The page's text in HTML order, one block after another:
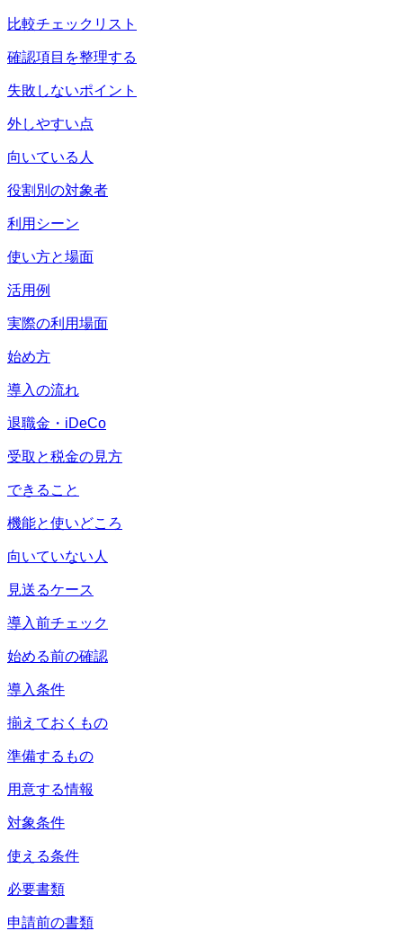
比較チェックリスト
確認項目を整理する
失敗しないポイント
外しやすい点
向いている人
役割別の対象者
利用シーン
使い方と場面
活用例
実際の利用場面
始め方
導入の流れ
退職金・iDeCo
受取と税金の見方
できること
機能と使いどころ
向いていない人
見送るケース
導入前チェック
始める前の確認
導入条件
揃えておくもの
準備するもの
用意する情報
対象条件
使える条件
必要書類
申請前の書類